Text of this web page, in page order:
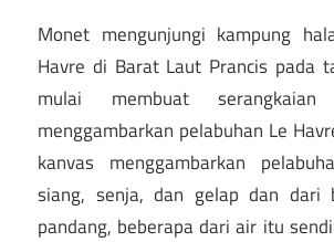
Monet mengunjungi kampung
Havre di Barat Laut Prancis pada
mulai membuat
menggambarkan pelabuhan Le
kanvas menggambarkan
siang, senja, dan gelap dan dari
pandang, beberapa dari air itu